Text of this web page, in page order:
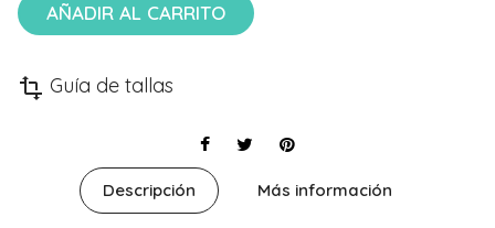
AÑADIR AL CARRITO
transform Guía de tallas
Descripción Más información